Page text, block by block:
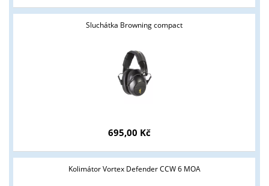
Sluchátka Browning compact
695,00 Kč
Kolimátor Vortex Defender CCW 6 MOA